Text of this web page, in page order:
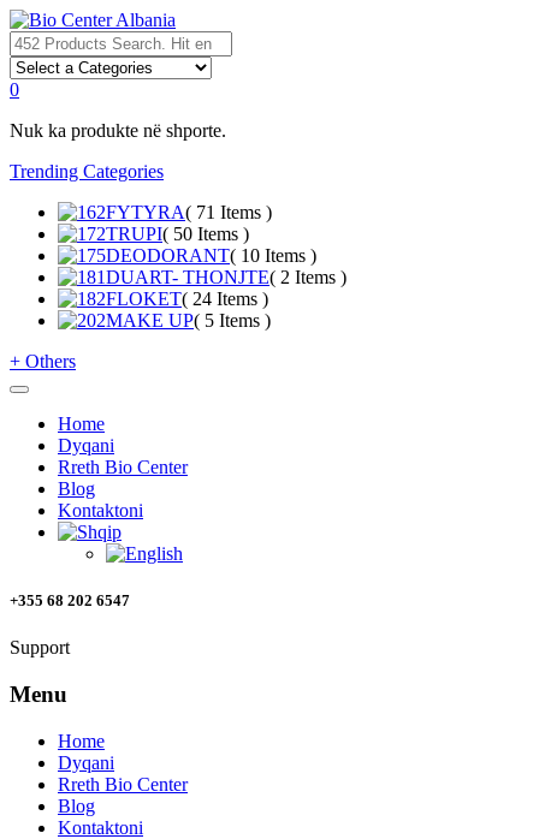
0
Nuk ka produkte në shporte.
Trending Categories
FYTYRA( 71 Items )
TRUPI( 50 Items )
DEODORANT( 10 Items )
DUART- THONJTE( 2 Items )
FLOKET( 24 Items )
MAKE UP( 5 Items )
+ Others
Home
Dyqani
Rreth Bio Center
Blog
Kontaktoni
+355 68 202 6547
Support
Menu
Home
Dyqani
Rreth Bio Center
Blog
Kontaktoni